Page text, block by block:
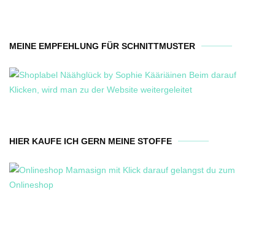
MEINE EMPFEHLUNG FÜR SCHNITTMUSTER
HIER KAUFE ICH GERN MEINE STOFFE